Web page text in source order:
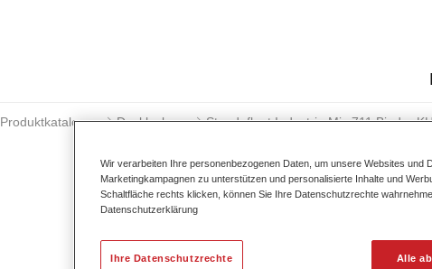
Produktkatalog Decklacke Standofleet Industrie Mix 711 Binder
Standofleet
Wir verarbeiten Ihre personenbezogenen Daten, um unsere Websites
Marketingkampagnen zu unterstützen und personalisierte Inhalte und
Schaltfläche rechts klicken, können Sie Ihre Datenschutzrechte
Datenschutzerklärung
Alle
Ihre Datenschutzrechte